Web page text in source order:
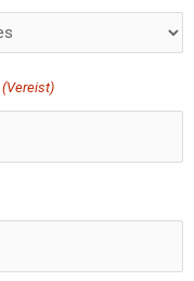
(Vereist)